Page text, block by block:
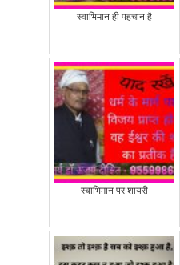
स्वाभिमान ही पहचान है
स्वाभिमान पर शायरी